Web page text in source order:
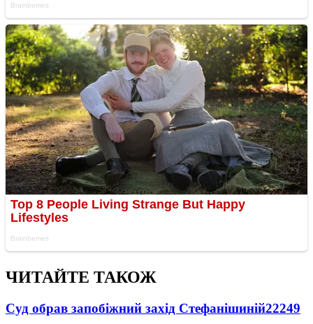
ЧИТАЙТЕ ТАКОЖ
Суд обрав запобіжний захід Стефанішиній22249